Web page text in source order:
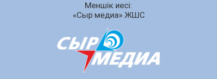
Аумақтан тыс соттылық – сот төрелігінің
ашықтығы мен қолжетімділігін арттыру
Меншік иесі:
«Сыр медиа» ЖШС